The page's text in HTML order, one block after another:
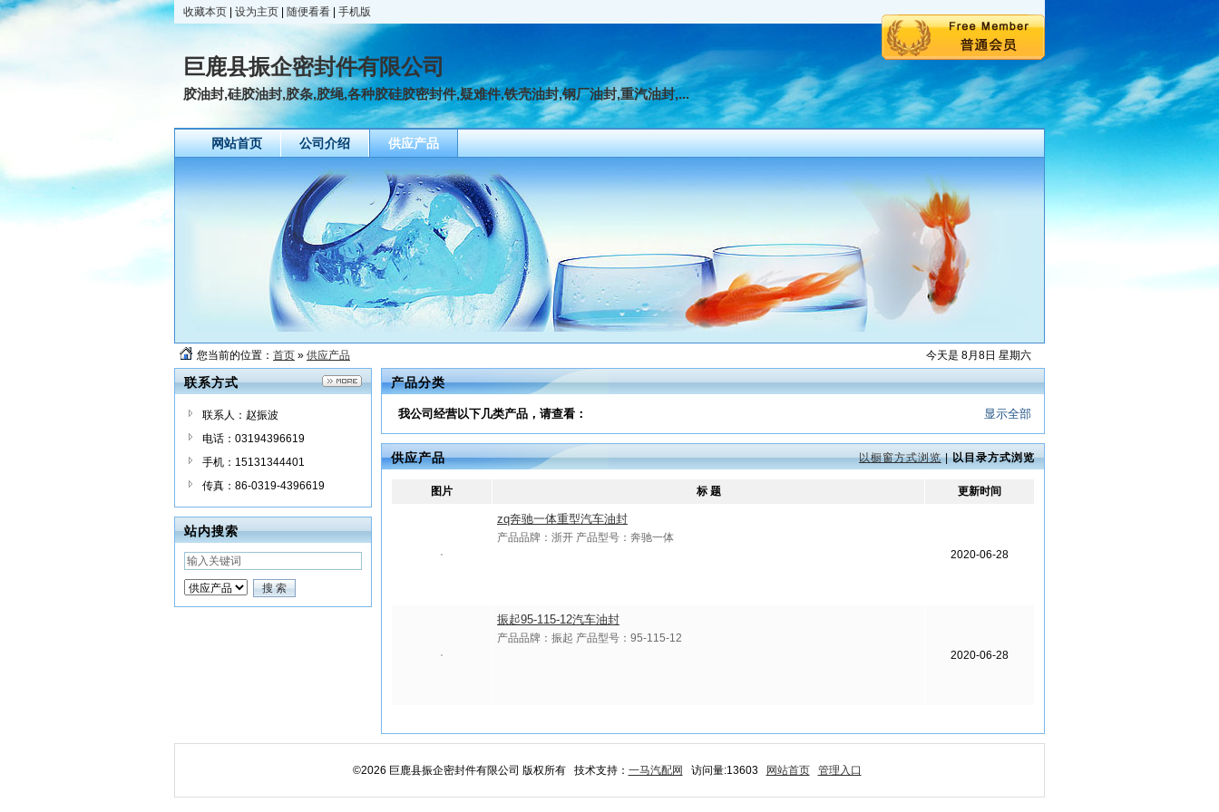
收藏本页 设为主页 随便看看 手机版
巨鹿县振企密封件有限公司
胶油封,硅胶油封,胶条,胶绳,各种胶硅胶密封件,疑难件,铁壳油封,钢厂油封,重汽油封,...
网站首页 公司介绍 供应产品
今天是 8月8日 星期六
您当前的位置： 首页 » 供应产品
联系方式
联系人：赵振波
电话：03194396619
手机：15131344401
传真：86-0319-4396619
站内搜索
产品分类
显示全部
我公司经营以下几类产品，请查看：
以橱窗方式浏览|以目录方式浏览
供应产品
图片 标 题 更新时间
zq奔驰一体重型汽车油封
产品品牌：浙开 产品型号：奔驰一体
2020-06-28
振起95-115-12汽车油封
产品品牌：振起 产品型号：95-115-12
2020-06-28
©2026 巨鹿县振企密封件有限公司 版权所有 技术支持： 一马汽配网 访问量:13603 网站首页 管理入口